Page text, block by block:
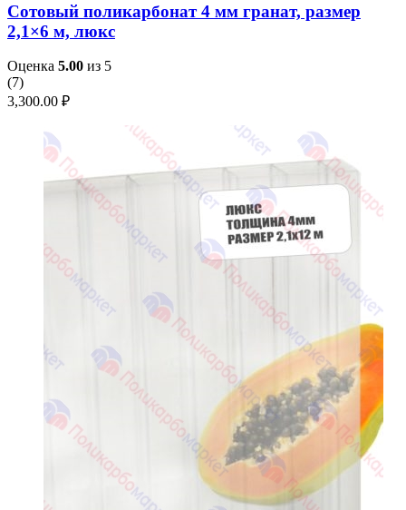
Сотовый поликарбонат 4 мм гранат, размер
2,1×6 м, люкс
Оценка 5.00 из 5
(7)
3,300.00 ₽